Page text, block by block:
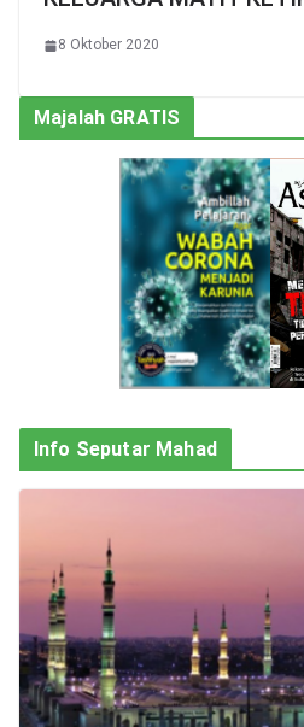
8 Oktober 2020
Majalah GRATIS
Info Seputar Mahad